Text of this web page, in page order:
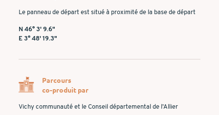
Le panneau de départ est situé à proximité de la base de départ
N 46° 3' 9.6"
E 3° 48' 19.3"
Parcours
co-produit par
Vichy communauté et le Conseil départemental de l’Allier